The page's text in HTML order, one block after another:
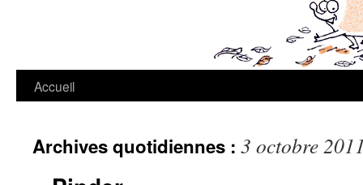
Aller
contenu
Accueil
Archives quotidiennes : 3 octobre